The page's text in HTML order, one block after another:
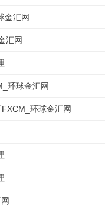
金汇网
汇网
环球金汇网
环球金汇网